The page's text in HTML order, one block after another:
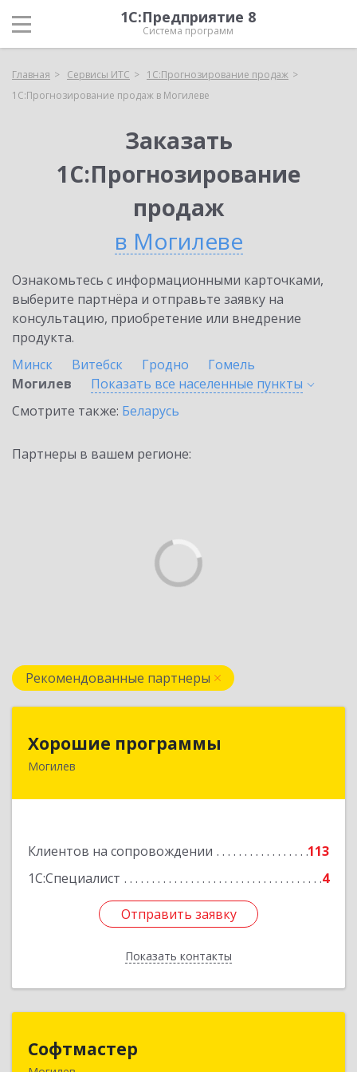
1С:Предприятие 8
Система программ
Главная Сервисы ИТС
1С:Прогнозирование продаж
1С:Прогнозирование продаж в Могилеве
Заказать
1С:Прогнозирование
продаж
в Могилеве
Ознакомьтесь с информационными карточками,
выберите партнёра и отправьте заявку на
консультацию, приобретение или внедрение
продукта.
Минск
Витебск Гродно
Гомель
Могилев
Показать все населенные пункты
Смотрите также: Беларусь
Партнеры в вашем регионе:
Рекомендованные партнеры
Хорошие программы
Могилев
Клиентов на сопровождении
113
1С:Специалист
4
Отправить заявку
Показать контакты
Республика Беларусь, 212030, г. Могилев, ул.
Отправить заявку
Назад
Софтмастер